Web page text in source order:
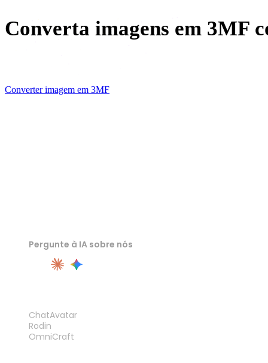
Converta imagens em 3MF
Converter imagem em 3MF
Pergunte à IA sobre nós
ChatAvatar
Rodin
OmniCraft